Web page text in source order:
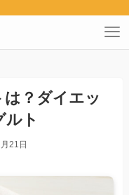
「食の便り」
？ダイエッ
ルト
21日